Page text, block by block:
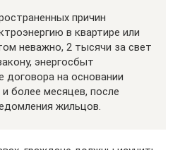
причин
в квартире или
неважно, 2 тысячи за свет
энергосбыт
договора на основании
более месяцев, после
жильцов.